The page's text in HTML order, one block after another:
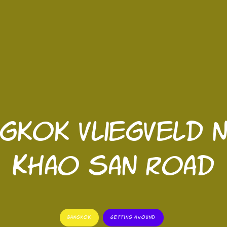
vliegveld
Khao San Road
Bangkok Getting Around